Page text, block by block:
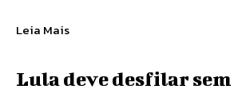
Leia Mais
Lula deve desfilar sem